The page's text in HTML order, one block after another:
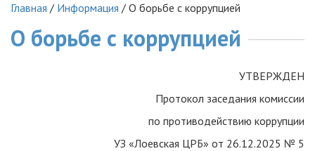
Главная / Информация / О борьбе с коррупцией
О борьбе с коррупцией
УТВЕРЖДЕН
Протокол заседания комиссии
по противодействию коррупции
УЗ «Лоевская ЦРБ» от 26.12.2025 № 5